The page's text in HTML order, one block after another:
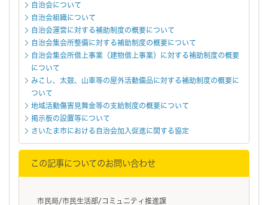
自治会について
自治会組織について
自治会運営に対する補助制度の概要について
自治会集会所整備に対する補助制度の概要について
自治会集会所借上事業（建物借上事業）に対する補助制度の概要
について
みこし、太鼓、山車等の屋外活動備品に対する補助制度の概要に
ついて
地域活動傷害見舞金等の支給制度の概要について
掲示板の設置等について
さいたま市における自治会加入促進に関する協定
この記事についてのお問い合わせ
市民局/市民生活部/コミュニティ推進課